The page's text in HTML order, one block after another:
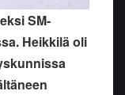
SM-
Heikkilä oli